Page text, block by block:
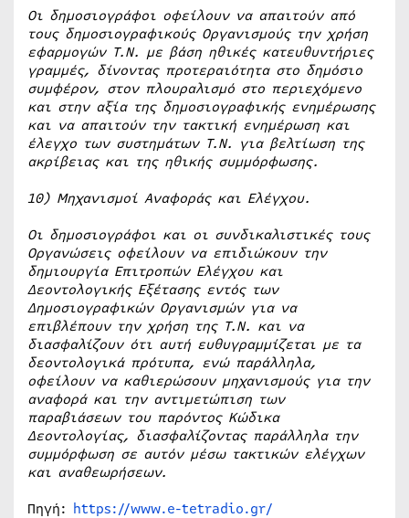
Οι δημοσιογράφοι οφείλουν να απαιτούν από
τους δημοσιογραφικούς Οργανισμούς την χρήση
εφαρμογών Τ.Ν. με βάση ηθικές κατευθυντήριες
γραμμές, δίνοντας προτεραιότητα στο δημόσιο
συμφέρον, στον πλουραλισμό στο περιεχόμενο
και στην αξία της δημοσιογραφικής ενημέρωσης
και να απαιτούν την τακτική ενημέρωση και
έλεγχο των συστημάτων Τ.Ν. για βελτίωση της
ακρίβειας και της ηθικής συμμόρφωσης.
10) Μηχανισμοί Αναφοράς και Ελέγχου.
Οι δημοσιογράφοι και οι συνδικαλιστικές τους
Οργανώσεις οφείλουν να επιδιώκουν την
δημιουργία Επιτροπών Ελέγχου και
Δεοντολογικής Εξέτασης εντός των
Δημοσιογραφικών Οργανισμών για να
επιβλέπουν την χρήση της Τ.Ν. και να
διασφαλίζουν ότι αυτή ευθυγραμμίζεται με τα
δεοντολογικά πρότυπα, ενώ παράλληλα,
οφείλουν να καθιερώσουν μηχανισμούς για την
αναφορά και την αντιμετώπιση των
παραβιάσεων του παρόντος Κώδικα
Δεοντολογίας, διασφαλίζοντας παράλληλα την
συμμόρφωση σε αυτόν μέσω τακτικών ελέγχων
και αναθεωρήσεων.
Πηγή: https://www.e-tetradio.gr/